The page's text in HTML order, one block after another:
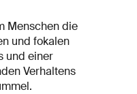
Menschen die
und fokalen
und einer
Verhaltens